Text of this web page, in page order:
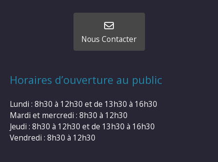
Nous Contacter
Horaires d’ouverture au public
Lundi : 8h30 à 12h30 et de 13h30 à 16h30
Mardi et mercredi : 8h30 à 12h30
Jeudi : 8h30 à 12h30 et de 13h30 à 16h30
Vendredi : 8h30 à 12h30